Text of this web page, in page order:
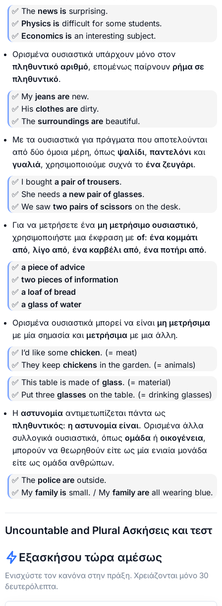
✅ The news is surprising.
✅ Physics is difficult for some students.
✅ Economics is an interesting subject.
Ορισμένα ουσιαστικά υπάρχουν μόνο στον
πληθυντικό αριθμό, επομένως παίρνουν ρήμα σε
πληθυντικό.
✅ My jeans are new.
✅ His clothes are dirty.
✅ The surroundings are beautiful.
Με τα ουσιαστικά για πράγματα που αποτελούνται
από δύο όμοια μέρη, όπως ψαλίδι, παντελόνι και
γυαλιά, χρησιμοποιούμε συχνά το ένα ζευγάρι.
✅ I bought a pair of trousers.
✅ She needs a new pair of glasses.
✅ We saw two pairs of scissors on the desk.
Για να μετρήσετε ένα μη μετρήσιμο ουσιαστικό,
χρησιμοποιήστε μια έκφραση με of: ένα κομμάτι
από, λίγο από, ένα καρβέλι από, ένα ποτήρι από.
✅ a piece of advice
✅ two pieces of information
✅ a loaf of bread
✅ a glass of water
Ορισμένα ουσιαστικά μπορεί να είναι μη μετρήσιμα
με μία σημασία και μετρήσιμα με μια άλλη.
✅ I’d like some chicken. (= meat)
✅ They keep chickens in the garden. (= animals)
✅ This table is made of glass. (= material)
✅ Put three glasses on the table. (= drinking glasses)
Η αστυνομία αντιμετωπίζεται πάντα ως
πληθυντικός: η αστυνομία είναι. Ορισμένα άλλα
συλλογικά ουσιαστικά, όπως ομάδα ή οικογένεια,
μπορούν να θεωρηθούν είτε ως μία ενιαία μονάδα
είτε ως ομάδα ανθρώπων.
✅ The police are outside.
✅ My family is small. / My family are all wearing blue.
Uncountable and Plural Ασκήσεις και τεστ
Εξασκήσου τώρα αμέσως
Ενισχύστε τον κανόνα στην πράξη. Χρειάζονται μόνο 30
δευτερόλεπτα.